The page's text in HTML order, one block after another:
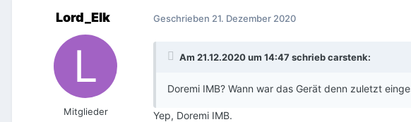
Lord_Elk
Mitglieder
Geschrieben 21. Dezember 2020
Am 21.12.2020 um 14:47 schriebcarstenk:
Doremi IMB? Wann war das Gerät denn zuletzt
Yep, Doremi IMB.